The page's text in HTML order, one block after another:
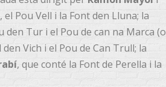
el Pou Vell i la Font den Lluna; la
Tur i el Pou de can na Marca (o
Vich i el Pou de Can Trull; la
, que conté la Font de Perella i la